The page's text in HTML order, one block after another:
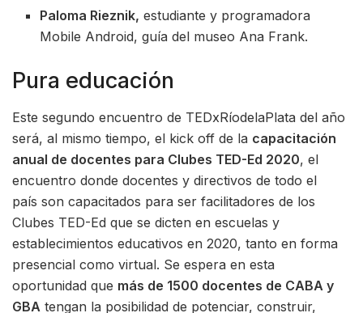
Paloma Rieznik, estudiante y programadora
Mobile Android, guía del museo Ana Frank.
Pura educación
Este segundo encuentro de TEDxRíodelaPlata del año
será, al mismo tiempo, el kick off de la capacitación
anual de docentes para Clubes TED-Ed 2020, el
encuentro donde docentes y directivos de todo el
país son capacitados para ser facilitadores de los
Clubes TED-Ed que se dicten en escuelas y
establecimientos educativos en 2020, tanto en forma
presencial como virtual. Se espera en esta
oportunidad que más de 1500 docentes de CABA y
GBA tengan la posibilidad de potenciar, construir,